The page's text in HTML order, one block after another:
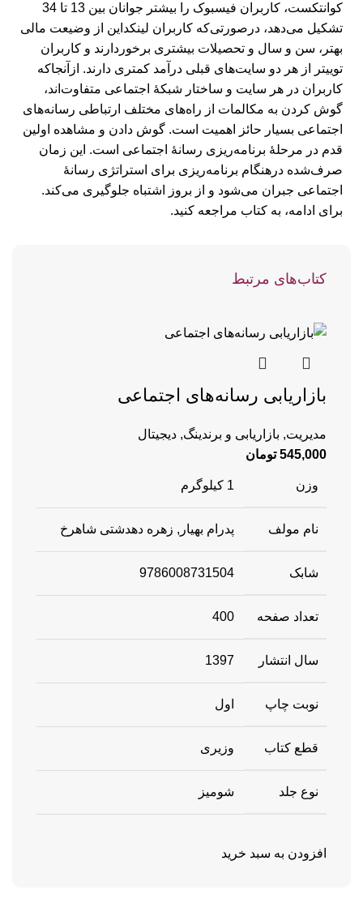
کوانتکست، کاربران فیسبوک را بیشتر جوانان بین 13 تا 34
تشکیل می‌دهد، درصورتی‌که کاربران لینکداین از وضیعت مالی
بهتر، سن و سال و تحصیلات بیشتری برخوردارند و کاربران
توییتر از هر دو سایت‌های قبلی درآمد کمتری دارند. ازآنجاکه
کاربران در هر سایت و ساختار شبکۀ اجتماعی متفاوت‌اند،
گوش کردن به مکالمات از راه‌های مختلف ارتباطی رسانه‌های
اجتماعی بسیار حائز اهمیت است. گوش دادن و مشاهده اولین
قدم در مرحلۀ برنامه‌ریزی رسانۀ اجتماعی است. این زمان
صرف‌شده درهنگام برنامه‌ریزی برای استراتژی رسانۀ
اجتماعی جبران می‌شود و از بروز اشتباه جلوگیری می‌کند.
برای ادامه، به کتاب مراجعه کنید.
کتاب‌های مرتبط
بازاریابی رسانه‌های اجتماعی
مدیریت, بازاریابی و برندینگ, دیجیتال
545,000 تومان
وزن 1 کیلوگرم
نام مولف پدرام بهیار, زهره دهدشتی شاهرخ
شابک 9786008731504
تعداد صفحه 400
سال انتشار 1397
نوبت چاپ اول
قطع کتاب وزیری
نوع جلد شومیز
افزودن به سبد خرید